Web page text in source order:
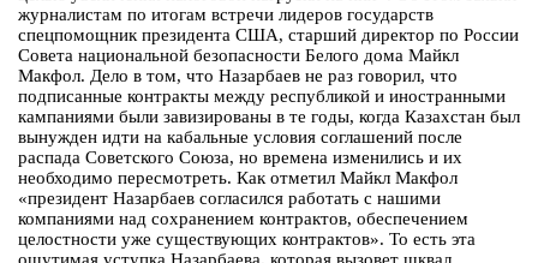
журналистам по итогам встречи лидеров государств
спецпомощник президента США, старший директор по России
Совета национальной безопасности Белого дома Майкл
Макфол. Дело в том, что Назарбаев не раз говорил, что
подписанные контракты между республикой и иностранными
кампаниями были завизированы в те годы, когда Казахстан был
вынужден идти на кабальные условия соглашений после
распада Советского Союза, но времена изменились и их
необходимо пересмотреть. Как отметил Майкл Макфол
«президент Назарбаев согласился работать с нашими
компаниями над сохранением контрактов, обеспечением
целостности уже существующих контрактов». То есть эта